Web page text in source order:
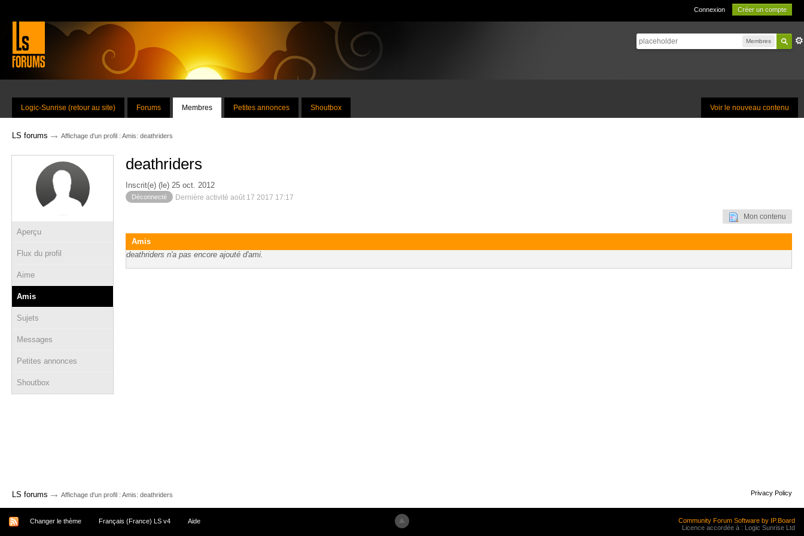
Connexion Créer un compte
Membres
Voir le nouveau contenu
Logic-Sunrise (retour au site) Forums Membres Petites annonces Shoutbox
LS forums → Affichage d'un profil : Amis: deathriders
Aperçu
Flux du profil
Aime
Amis
Sujets
Messages
Petites annonces
Shoutbox
deathriders
Inscrit(e) (le) 25 oct. 2012
Déconnecté Dernière activité août 17 2017 17:17
Mon contenu
Amis
deathriders n'a pas encore ajouté d'ami.
LS forums → Affichage d'un profil : Amis: deathriders Privacy Policy
Changer le thème Français (France) LS v4 Aide
Community Forum Software by IP.Board
Licence accordée à : Logic Sunrise Ltd